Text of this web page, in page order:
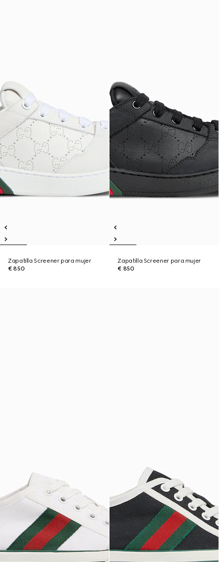
Zapatilla Screener para mujer
€ 850
Zapatilla Screener para mujer
€ 850